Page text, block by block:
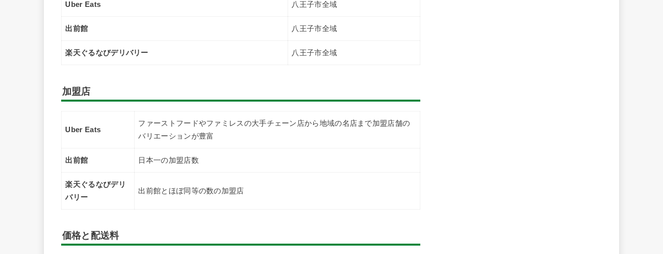
Uber Eats 八王子市全域
出前館 八王子市全域
楽天ぐるなびデリバリー 八王子市全域
加盟店
Uber Eats
ファーストフードやファミレスの大手チェーン店から地域の名店まで加盟店舗の
バリエーションが豊富
出前館 日本一の加盟店数
楽天ぐるなびデリ
バリー
出前館とほぼ同等の数の加盟店
価格と配送料